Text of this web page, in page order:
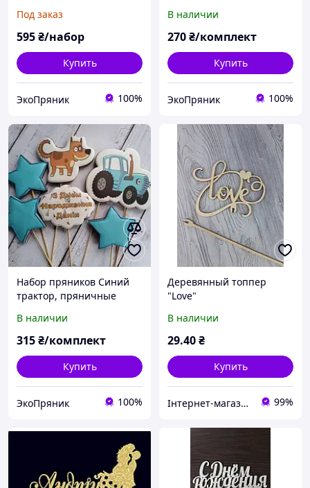
пряники Вспыш и чудо-
машинки
Под заказ
595₴/набор
Купить
ЭкоПряник 100%
пряники в торт
В наличии
270₴/комплект
Купить
ЭкоПряник 100%
Набор пряников Синий
трактор, пряничные
В наличии
315₴/комплект
Купить
ЭкоПряник 100%
Деревянный топпер
"Love"
В наличии
29.40₴
Купить
Інтернет-магазин "Cherry-Decor" 99%